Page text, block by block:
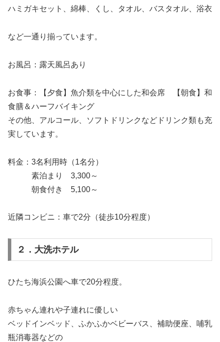
ハミガキセット、綿棒、くし、タオル、バスタオル、浴衣
など一通り揃っています。
お風呂：露天風呂あり
お食事：【夕食】魚介類を中心にした和会席 【朝食】和
食膳＆ハーフバイキング
その他、アルコール、ソフトドリンクなどドリンク類も充
実しています。
料金：3名利用時（1名分）
素泊まり 3,300～
朝食付き 5,100～
近隣コンビニ：車で2分（徒歩10分程度）
２．大洗ホテル
ひたち海浜公園へ車で20分程度。
赤ちゃん連れや子連れに優しい
ベッドインベッド、ふかふかベビーバス、補助便座、哺乳
瓶消毒器などの